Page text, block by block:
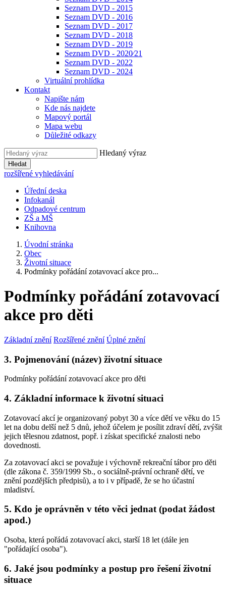
Seznam DVD - 2015
Seznam DVD - 2016
Seznam DVD - 2017
Seznam DVD - 2018
Seznam DVD - 2019
Seznam DVD - 2020⁄21
Seznam DVD - 2022
Seznam DVD - 2024
Virtuální prohlídka
Kontakt
Napište nám
Kde nás najdete
Mapový portál
Mapa webu
Důležité odkazy
Hledaný výraz
Hledat
rozšířené vyhledávání
Úřední deska
Infokanál
Odpadové centrum
ZŠ a MŠ
Knihovna
Úvodní stránka
Obec
Životní situace
Podmínky pořádání zotavovací akce pro...
Podmínky pořádání zotavovací
akce pro děti
Základní znění Rozšířené znění Úplné znění
3. Pojmenování (název) životní situace
Podmínky pořádání zotavovací akce pro děti
4. Základní informace k životní situaci
Zotavovací akcí je organizovaný pobyt 30 a více dětí ve věku do 15
let na dobu delší než 5 dnů, jehož účelem je posílit zdraví dětí, zvýšit
jejich tělesnou zdatnost, popř. i získat specifické znalosti nebo
dovednosti.
Za zotavovací akci se považuje i výchovně rekreační tábor pro děti
(dle zákona č. 359/1999 Sb., o sociálně-právní ochraně dětí, ve
znění pozdějších předpisů), a to i v případě, že se ho účastní
mladiství.
5. Kdo je oprávněn v této věci jednat (podat žádost
apod.)
Osoba, která pořádá zotavovací akci, starší 18 let (dále jen
"pořádající osoba").
6. Jaké jsou podmínky a postup pro řešení životní
situace